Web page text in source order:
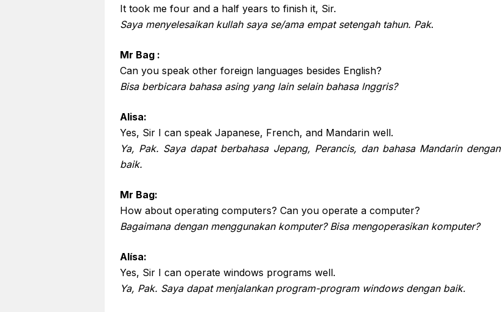
It took me four and a half years to finish it, Sir.
Saya menyelesaikan kullah saya se/ama empat setengah tahun. Pak.
Mr Bag :
Can you speak other foreign languages besides English?
Bisa berbicara bahasa asing yang lain selain bahasa lnggris?
Alisa:
Yes, Sir I can speak Japanese, French, and Mandarin well.
Ya, Pak. Saya dapat berbahasa Jepang, Perancis, dan bahasa Mandarin dengan
baik.
Mr Bag:
How about operating computers? Can you operate a computer?
Bagaimana dengan menggunakan komputer? Bisa mengoperasikan komputer?
Alísa:
Yes, Sir I can operate windows programs well.
Ya, Pak. Saya dapat menjalankan program-program windows dengan baik.